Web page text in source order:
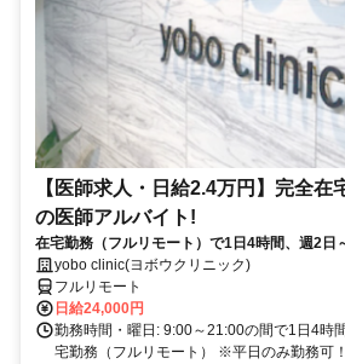
【医師求人・日給2.4万円】完全在
の医師アルバイト!
在宅勤務（フルリモート）で1日4時間、週2日
スマホ支給！
yobo clinic(ヨボウクリニック)
フルリモート
日給24,000円
勤務時間・曜日: 9:00～21:00の間で1日4時
宅勤務（フルリモート） ※平日のみ勤務可